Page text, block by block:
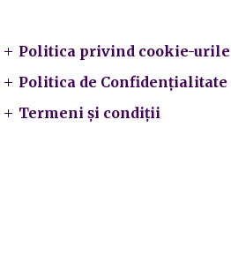
Politica privind cookie-urile
Politica de Confidențialitate
Termeni și condiții